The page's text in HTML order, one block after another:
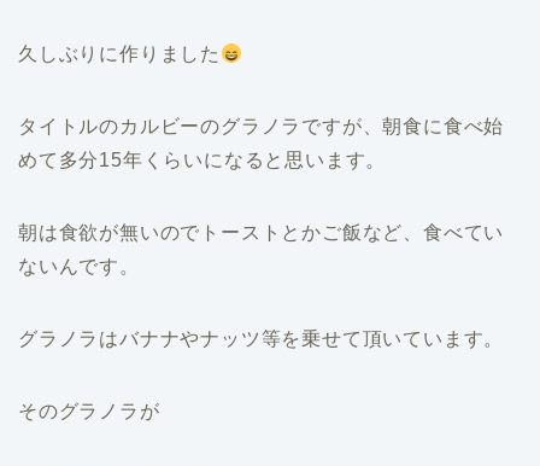
久しぶりに作りました
タイトルのカルビーのグラノラですが、朝食に食べ始
めて多分15年くらいになると思います。
朝は食欲が無いのでトーストとかご飯など、食べてい
ないんです。
グラノラはバナナやナッツ等を乗せて頂いています。
そのグラノラが